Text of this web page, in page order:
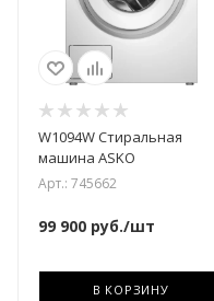
W1094W Стиральная
машина ASKO
Арт.: 745662
99 900 руб./шт
В КОРЗИНУ